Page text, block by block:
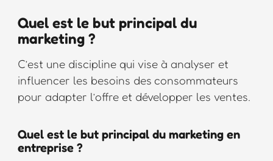
Quel est le but principal du
marketing ?
C’est une discipline qui vise à analyser et
influencer les besoins des consommateurs
pour adapter l’offre et développer les ventes.
Quel est le but principal du marketing en
entreprise ?